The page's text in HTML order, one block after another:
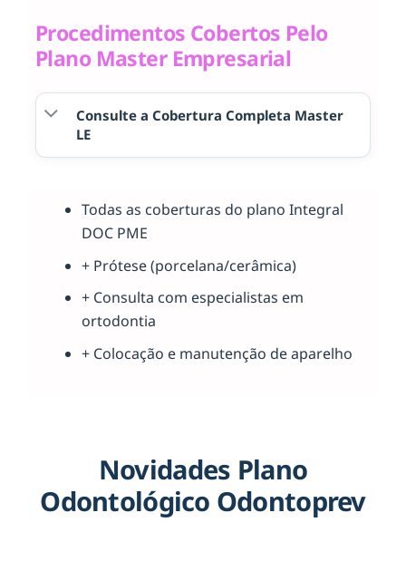
Procedimentos Cobertos Pelo
Plano Master Empresarial
Consulte a Cobertura Completa Master
LE
Todas as coberturas do plano Integral
DOC PME
+ Prótese (porcelana/cerâmica)
+ Consulta com especialistas em
ortodontia
+ Colocação e manutenção de aparelho
Novidades Plano
Odontológico Odontoprev